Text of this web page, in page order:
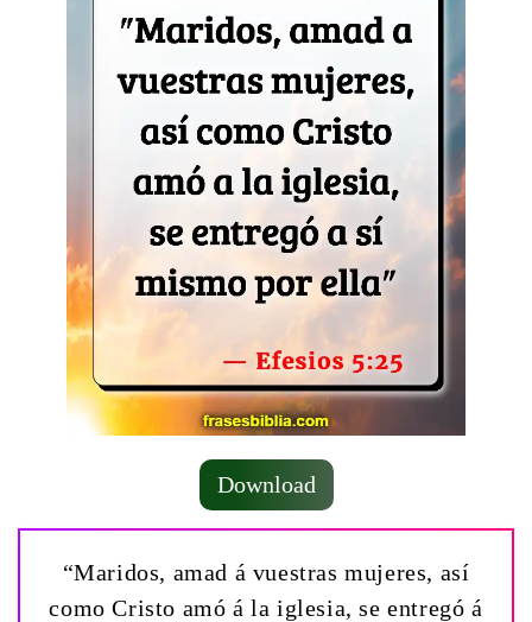
Download
“Maridos, amad á vuestras mujeres, así
como Cristo amó á la iglesia, se entregó á